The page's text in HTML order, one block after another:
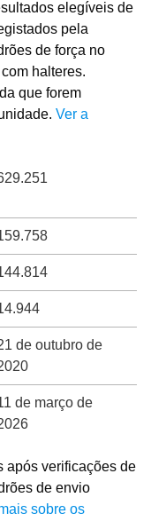
elegíveis de
pela
de força no
halteres.
que forem
Ver a
de outubro de
de março de
após verificações de
de envio
sobre os